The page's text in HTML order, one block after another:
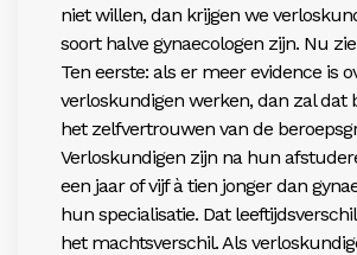
niet willen, dan krijgen we
soort halve gynaecologen zijn. Nu
Ten eerste: als er meer evidence is
verloskundigen werken, dan zal dat
het zelfvertrouwen van de
Verloskundigen zijn na hun
een jaar of vijf à tien jonger dan
hun specialisatie. Dat
het machtsverschil. Als